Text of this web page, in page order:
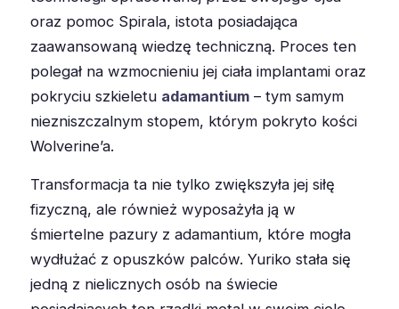
oraz pomoc Spirala, istota posiadająca
zaawansowaną wiedzę techniczną. Proces ten
polegał na wzmocnieniu jej ciała implantami oraz
pokryciu szkieletu adamantium – tym samym
niezniszczalnym stopem, którym pokryto kości
Wolverine’a.
Transformacja ta nie tylko zwiększyła jej siłę
fizyczną, ale również wyposażyła ją w
śmiertelne pazury z adamantium, które mogła
wydłużać z opuszków palców. Yuriko stała się
jedną z nielicznych osób na świecie